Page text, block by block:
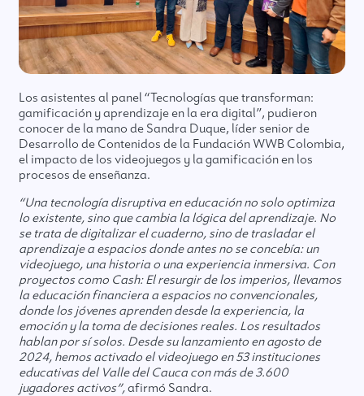
Los asistentes al panel “Tecnologías que transforman:
gamificación y aprendizaje en la era digital”, pudieron
conocer de la mano de Sandra Duque, líder senior de
Desarrollo de Contenidos de la Fundación WWB Colombia,
el impacto de los videojuegos y la gamificación en los
procesos de enseñanza.
“Una tecnología disruptiva en educación no solo optimiza
lo existente, sino que cambia la lógica del aprendizaje. No
se trata de digitalizar el cuaderno, sino de trasladar el
aprendizaje a espacios donde antes no se concebía: un
videojuego, una historia o una experiencia inmersiva. Con
proyectos como Cash: El resurgir de los imperios, llevamos
la educación financiera a espacios no convencionales,
donde los jóvenes aprenden desde la experiencia, la
emoción y la toma de decisiones reales. Los resultados
hablan por sí solos. Desde su lanzamiento en agosto de
2024, hemos activado el videojuego en 53 instituciones
educativas del Valle del Cauca con más de 3.600
jugadores activos”,afirmó Sandra.